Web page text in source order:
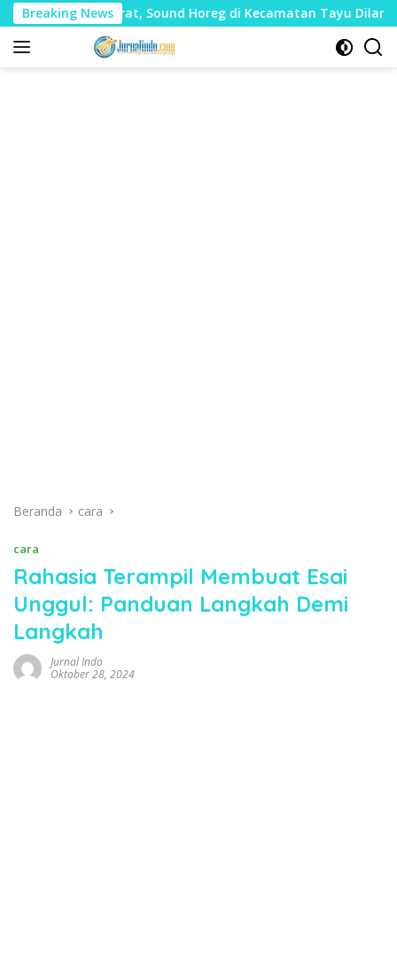
Langsung
ke
konten
Breaking News
Sound Horeg di Kecamatan Tayu Dilarang
Beranda cara
cara
Rahasia Terampil Membuat Esai
Unggul: Panduan Langkah Demi
Langkah
Jurnal Indo
Oktober 28, 2024